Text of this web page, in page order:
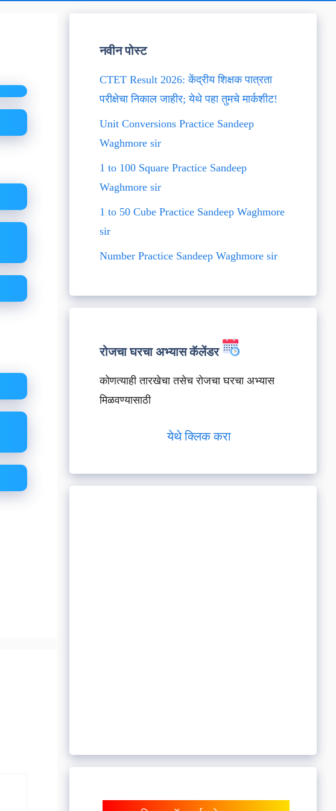
नवीन पोस्ट
CTET Result 2026: केंद्रीय शिक्षक पात्रता
परीक्षेचा निकाल जाहीर; येथे पहा तुमचे मार्कशीट!
Unit Conversions Practice Sandeep
Waghmore sir
1 to 100 Square Practice Sandeep
Waghmore sir
1 to 50 Cube Practice Sandeep Waghmore
sir
Number Practice Sandeep Waghmore sir
रोजचा घरचा अभ्यास कॅलेंडर
कोणत्याही तारखेचा तसेच रोजचा घरचा अभ्यास
मिळवण्यासाठी
येथे क्लिक करा